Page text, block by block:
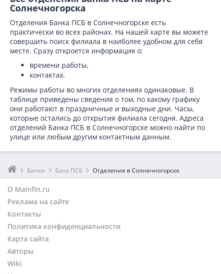
Солнечногорска
Отделения Банка ПСБ в Солнечногорске есть
практически во всех районах. На нашей карте вы можете
совершить поиск филиала в наиболее удобном для себя
месте. Сразу откроется информация о:
времени работы,
контактах.
Режимы работы во многих отделениях одинаковые. В
таблице приведены сведения о том, по какому графику
они работают в праздничные и выходные дни. Часы,
которые остались до открытия филиала сегодня. Адреса
отделений Банка ПСБ в Солнечногорске можно найти по
улице или любым другим контактным данным.
Банки Банк ПСБ Отделения в Солнечногорске
О Mainfin.ru
Реклама на сайте
Контакты
Политика конфиденциальности
Карта сайта
Авторы
Wiki